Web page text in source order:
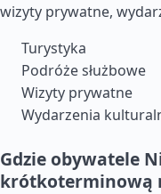
wizyty prywatne,
Turystyka
Podróże służbowe
Wizyty prywatne
Wydarzenia
Gdzie obywatele
krótkoterminową